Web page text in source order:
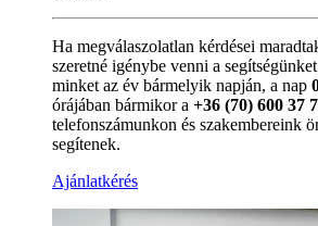
Ha megválaszolatlan kérdései
szeretné igénybe venni a
minket az év bármelyik napján, a nap
órájában bármikor a +36 (70) 600 37
telefonszámunkon és szakembereink
segítenek.
Ajánlatkérés